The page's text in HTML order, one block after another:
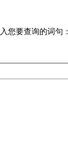
您要查询的词句：